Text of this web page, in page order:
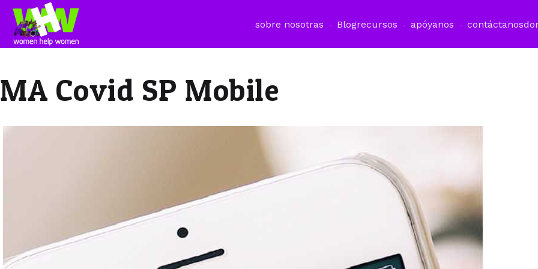
sobre nosotras Blogrecursos apóyanos contáctanos
MA Covid SP Mobile